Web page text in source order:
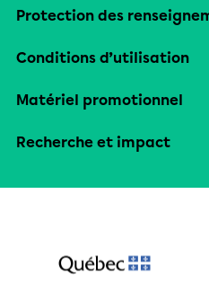
Protection des
Conditions d’utilisation
Matériel promotionnel
Recherche et impact